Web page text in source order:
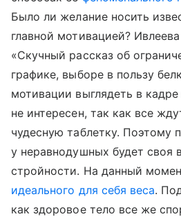
Было ли желание носить
главной мотивацией?
«Скучный рассказ об
графике, выборе в пользу
мотивации выглядеть в
не интересен, так как все
чудесную таблетку. Поэтому
у неравнодушных будет своя
стройности. На данный
идеального для себя веса.
как здоровое тело все же